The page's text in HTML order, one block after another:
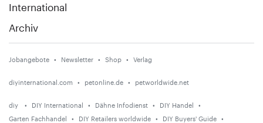
International
Archiv
Jobangebote Newsletter Shop Verlag
diyinternational.com petonline.de petworldwide.net
diy DIY International Dähne Infodienst
DIY Handel
Garten Fachhandel
DIY Retailers worldwide DIY Buyers' Guide